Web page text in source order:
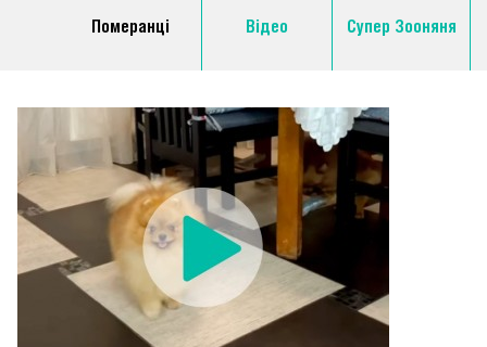
Померанці Відео Супер Зооняня